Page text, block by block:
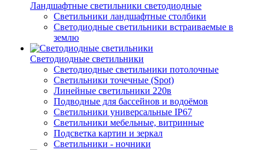
Ландшафтные светильники светодиодные
Светильники ландшафтные столбики
Светодиодные светильники встраиваемые в
землю
Светодиодные светильники
Светодиодные светильники потолочные
Светильники точечные (Spot)
Линейные светильники 220в
Подводные для бассейнов и водоёмов
Светильники универсальные IP67
Светильники мебельные, витринные
Подсветка картин и зеркал
Светильники - ночники